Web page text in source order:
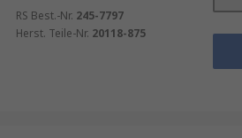
RS Best.-Nr. 245-7797
Herst. Teile-Nr. 20118-875